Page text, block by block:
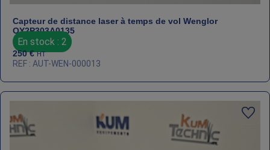
Capteur de distance laser à temps de vol Wenglor
OY2P303A0135
En stock : 2
250€ HT
REF : AUT-WEN-000013